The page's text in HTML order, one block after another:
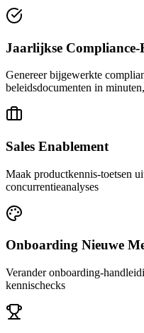
Jaarlijkse Compliance-
Genereer bijgewerkte
beleidsdocumenten in
Sales Enablement
Maak productkennis-toetsen
concurrentieanalyses
Onboarding Nieuwe
Verander onboarding-
kennischecks